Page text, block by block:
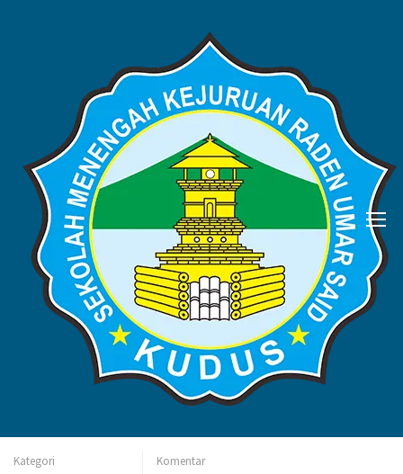
BERITA
Home Blog
PPDB SMK Raden Umar Said
Kudus Tahun 2025/2026
Telah Dibuka
Kategori Komentar